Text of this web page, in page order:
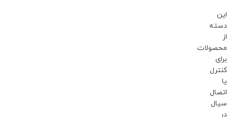
این
دسته
از
محصولات
برای
کنترل
یا
اتصال
سیال
در